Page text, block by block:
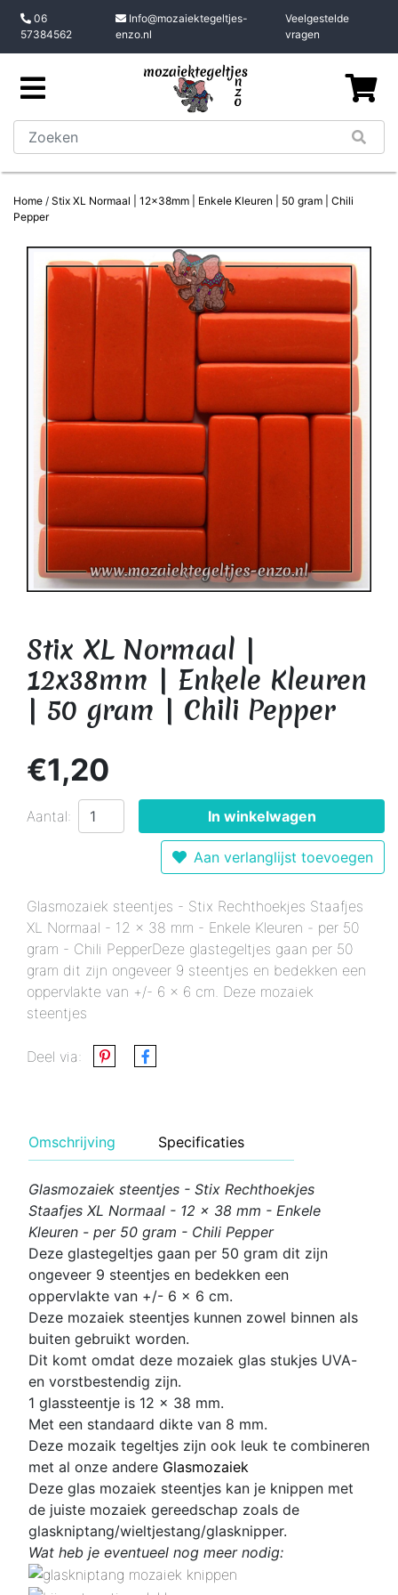
06
57384562
Info@mozaiektegeltjes-
enzo.nl
Veelgestelde
vragen
Home / Stix XL Normaal | 12x38mm | Enkele Kleuren | 50 gram | Chili
Pepper
Stix XL Normaal |
12x38mm | Enkele Kleuren
| 50 gram | Chili Pepper
€1,20
Aantal: In winkelwagen
Aan verlanglijst toevoegen
Glasmozaiek steentjes - Stix Rechthoekjes Staafjes
XL Normaal - 12 x 38 mm - Enkele Kleuren - per 50
gram - Chili PepperDeze glastegeltjes gaan per 50
gram dit zijn ongeveer 9 steentjes en bedekken een
oppervlakte van +/- 6 x 6 cm. Deze mozaiek
steentjes
Deel via:
Omschrijving Specificaties
Glasmozaiek steentjes - Stix Rechthoekjes
Staafjes XL Normaal - 12 x 38 mm - Enkele
Kleuren - per 50 gram - Chili Pepper
Deze glastegeltjes gaan per 50 gram dit zijn
ongeveer 9 steentjes en bedekken een
oppervlakte van +/- 6 x 6 cm.
Deze mozaiek steentjes kunnen zowel binnen als
buiten gebruikt worden.
Dit komt omdat deze mozaiek glas stukjes UVA-
en vorstbestendig zijn.
1 glassteentje is 12 x 38 mm.
Met een standaard dikte van 8 mm.
Deze mozaik tegeltjes zijn ook leuk te combineren
met al onze andere Glasmozaiek
Deze glas mozaiek steentjes kan je knippen met
de juiste mozaiek gereedschap zoals de
glaskniptang/wieltjestang/glasknipper.
Wat heb je eventueel nog meer nodig: